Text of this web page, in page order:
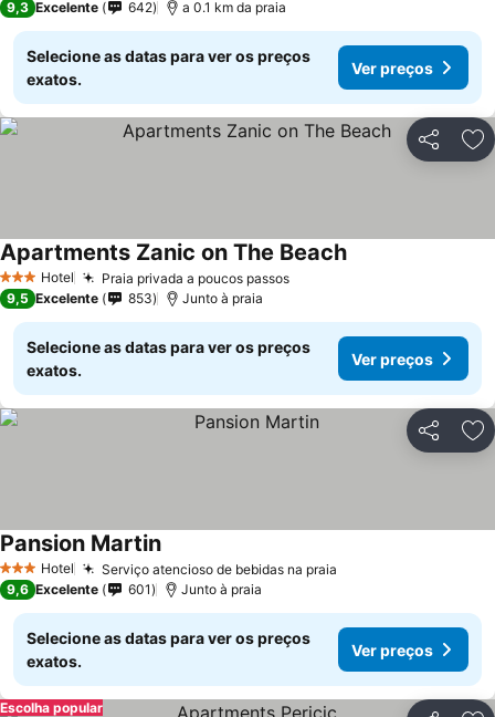
9,3 Excelente 642 a 0.1 km da praia
Selecione as datas para ver os preços
exatos.
Ver preços
Partilhar
3 EstrelasHotel Praia privada a poucos passos
Apartments Zanic on The Beach
9,5 Excelente 853 Junto à praia
Selecione as datas para ver os preços
exatos.
Ver preços
Partilhar
3 EstrelasHotel Serviço atencioso de bebidas na praia
Pansion Martin
9,6 Excelente 601 Junto à praia
Selecione as datas para ver os preços
exatos.
Ver preços
Escolha popular